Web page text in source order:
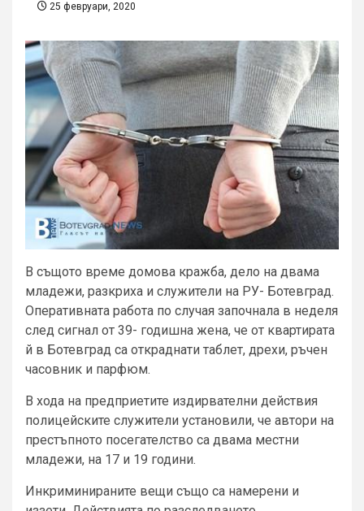
25 февруари, 2020
В същото време домова кражба, дело на двама
младежи, разкриха и служители на РУ- Ботевград.
Оперативната работа по случая започнала в неделя
след сигнал от 39- годишна жена, че от квартирата
й в Ботевград са откраднати таблет, дрехи, ръчен
часовник и парфюм.
В хода на предприетите издирвателни действия
полицейските служители установили, че автори на
престъпното посегателство са двама местни
младежи, на 17 и 19 години.
Инкриминираните вещи също са намерени и